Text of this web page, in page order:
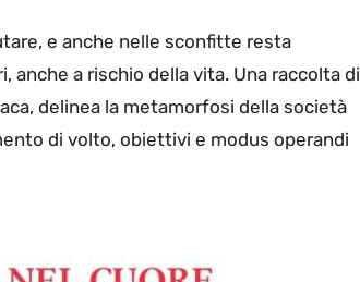
e anche nelle sconfitte resta
a rischio della vita. Una raccolta di
delinea la metamorfosi della società
di volto, obiettivi e modus operandi